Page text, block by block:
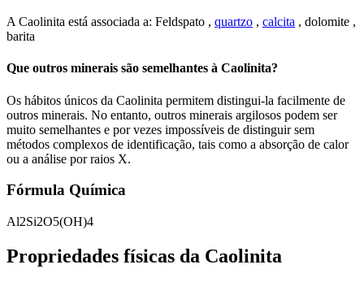
A Caolinita está associada a: Feldspato , quartzo , calcita , dolomite ,
barita
Que outros minerais são semelhantes à Caolinita?
Os hábitos únicos da Caolinita permitem distingui-la facilmente de
outros minerais. No entanto, outros minerais argilosos podem ser
muito semelhantes e por vezes impossíveis de distinguir sem
métodos complexos de identificação, tais como a absorção de calor
ou a análise por raios X.
Fórmula Química
Al2Si2O5(OH)4
Propriedades físicas da Caolinita